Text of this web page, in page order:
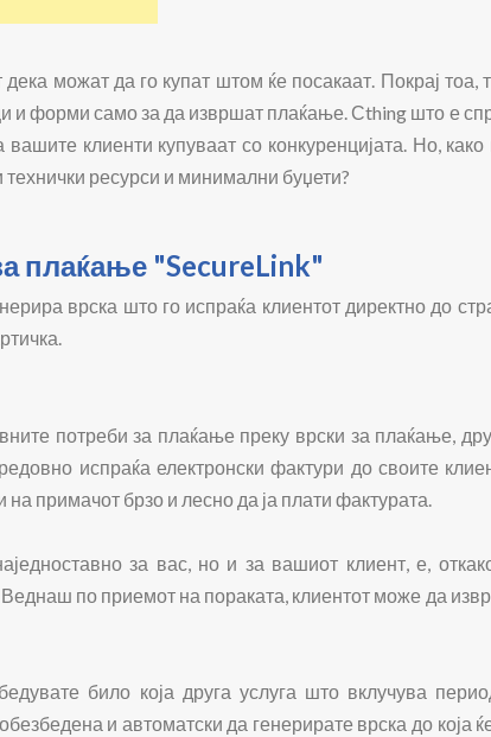
можат да го купат штом ќе посакаат. Покрај тоа,
и форми само за да извршат плаќање. Сthing што е
клиенти купуваат со конкуренцијата. Но,
ресурси и минимални буџети?
плаќање "SecureLink"
врска што го испраќа клиентот директно до
потреби за плаќање преку врски за плаќање,
испраќа електронски фактури до своите
примачот брзо и лесно да ја плати фактурата.
за вас, но и за вашиот клиент, е,
по приемот на пораката, клиентот може да
било која друга услуга што вклучува
и автоматски да генерирате врска до која